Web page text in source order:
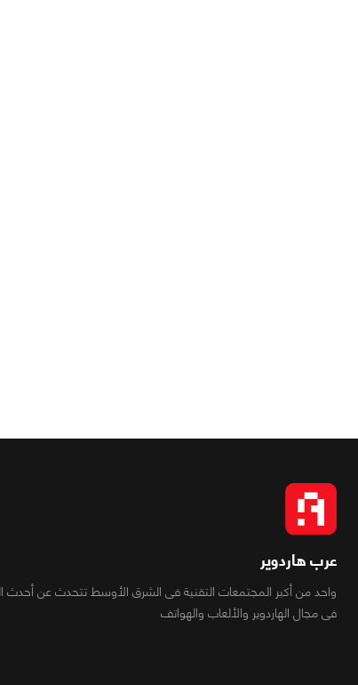
عرب هاردوير
واحد من أكبر المجتمعات التقنية فى الشرق الأوسط تتحدث عن أحدث
فى مجال الهاردوير والألعاب والهواتف